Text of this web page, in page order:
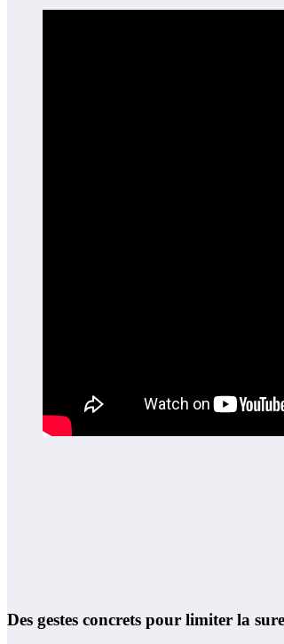
Des gestes concrets pour limiter la